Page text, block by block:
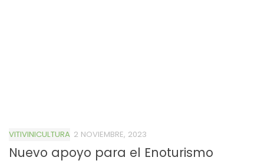
VITIVINICULTURA 2 NOVIEMBRE, 2023
Nuevo apoyo para el Enoturismo